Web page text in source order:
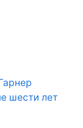
шести лет